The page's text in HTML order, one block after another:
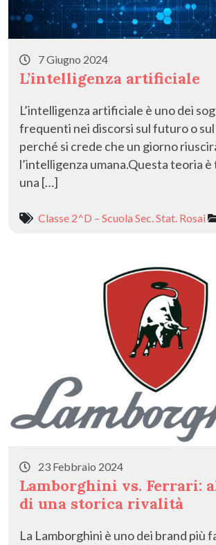
7 Giugno 2024
L’intelligenza artificiale
L’intelligenza artificiale è uno dei
frequenti nei discorsi sul futuro o
perché si crede che un giorno
l’intelligenza umana.Questa teoria
una […]
Classe 2^D – Scuola Sec. Stat. Rosai
23 Febbraio 2024
Lamborghini vs. Ferrari:
di una storica rivalità
La Lamborghini è uno dei brand più